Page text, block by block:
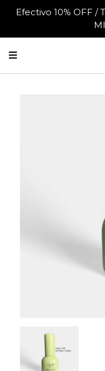
Efectivo 10% OFF /